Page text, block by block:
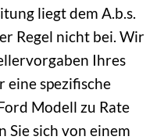
liegt dem A.b.s.
Regel nicht bei. Wir
Ihres
eine spezifische
Modell zu Rate
Sie sich von einem